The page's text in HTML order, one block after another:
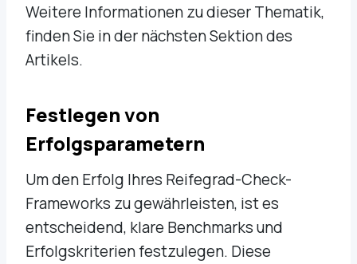
Weitere Informationen zu dieser Thematik,
finden Sie in der nächsten Sektion des
Artikels.
Festlegen von
Erfolgsparametern
Um den Erfolg Ihres Reifegrad-Check-
Frameworks zu gewährleisten, ist es
entscheidend, klare Benchmarks und
Erfolgskriterien festzulegen. Diese